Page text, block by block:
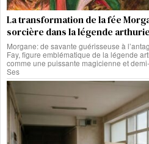
La transformation de la fée
sorcière dans la légende
Morgane: de savante guérisseuse à
Fay, figure emblématique de la légende
comme une puissante magicienne et
Ses